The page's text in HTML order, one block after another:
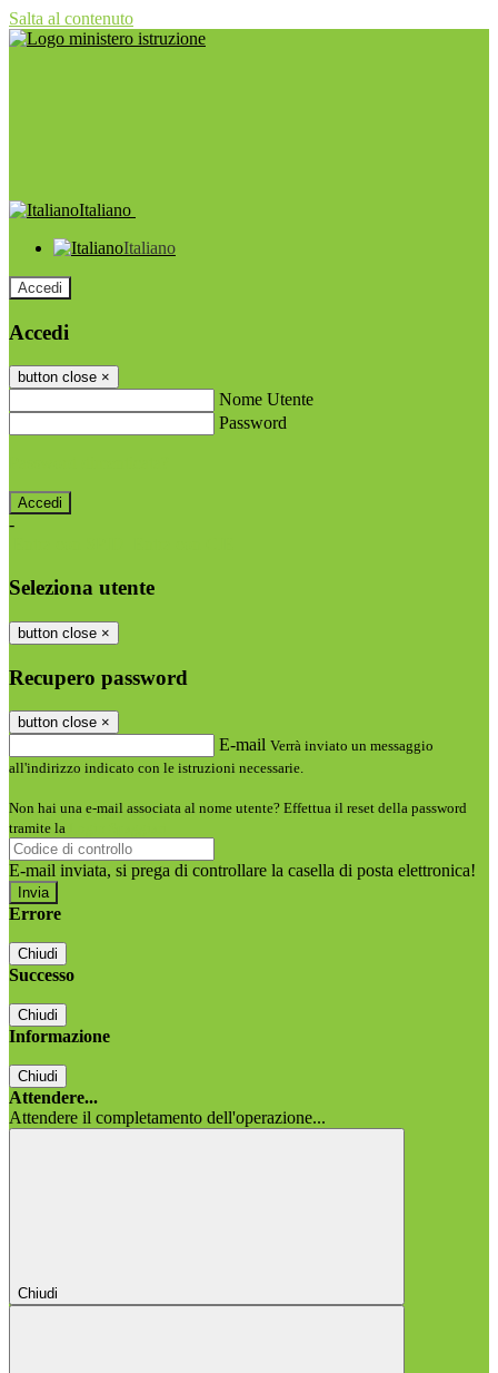
Salta al contenuto
Italiano
Italiano
Accedi
Accedi
button close ×
Nome Utente
Password
-
Seleziona utente
button close ×
Recupero password
button close ×
E-mail Verrà inviato un messaggio
all'indirizzo indicato con le istruzioni necessarie.
Non hai una e-mail associata al nome utente? Effettua il reset della password
tramite la
E-mail inviata, si prega di controllare la casella di posta elettronica!
Errore
Chiudi
Successo
Chiudi
Informazione
Chiudi
Attendere...
Attendere il completamento dell'operazione...
Chiudi